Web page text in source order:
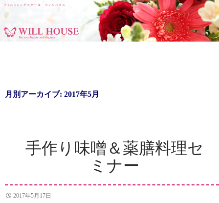
ン
月別アーカイブ: 2017年5月
手作り味噌＆薬膳料理セ
ミナー
2017年5月17日